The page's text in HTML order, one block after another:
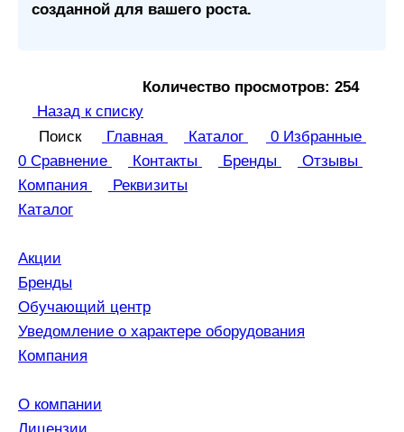
созданной для вашего роста.
Количество просмотров: 254
Назад к списку
Поиск
Главная Каталог 0 Избранные
0 Сравнение Контакты Бренды
Отзывы
Компания
Реквизиты
Каталог
Акции
Бренды
Обучающий центр
Уведомление о характере оборудования
Компания
О компании